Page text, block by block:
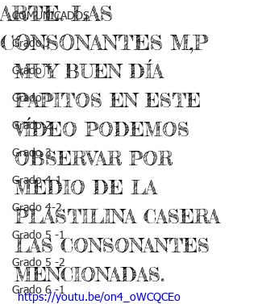
COMUNICADOS
Grado J
Grado T
Grado 1
Grado 2
Grado 3
Grado 4-1
Grado 4-2
Grado 5 -1
Grado 5 -2
Grado 6 -1
ARTE. LAS
CONSONANTES M,P
MUY BUEN DÍA
PAPITOS EN ESTE
VÍDEO PODEMOS
OBSERVAR POR
MEDIO DE LA
PLASTILINA CASERA
LAS CONSONANTES
MENCIONADAS.
https://youtu.be/on4_oWCQCEo